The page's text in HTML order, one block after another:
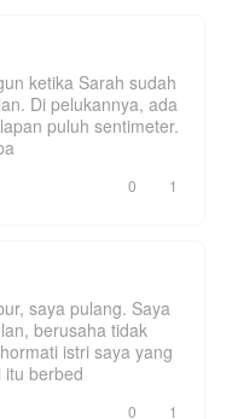
ketika Sarah sudah
Di pelukannya, ada
puluh sentimeter.
0 1
saya pulang. Saya
berusaha tidak
istri saya yang
hari itu berbed
0 1